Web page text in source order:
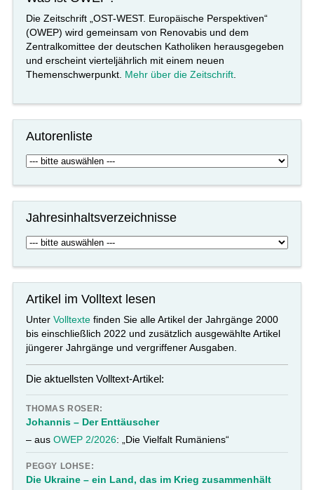
Die Zeitschrift „OST-WEST. Europäische Perspektiven“
(OWEP) wird gemeinsam von Renovabis und dem
Zentralkomittee der deutschen Katholiken herausgegeben
und erscheint vierteljährlich mit einem neuen
Themenschwerpunkt. Mehr über die Zeitschrift
Autorenliste
Jahresinhaltsverzeichnisse
Artikel im Volltext lesen
UnterVolltexte finden Sie alle Artikel der Jahrgänge 2000
bis einschließlich 2022 und zusätzlich ausgewählte Artikel
jüngerer Jahrgänge und vergriffener Ausgaben.
Die aktuellsten Volltext-Artikel:
THOMAS ROSER:
Johannis – Der Enttäuscher
– ausOWEP 2/2026: „Die Vielfalt Rumäniens“
PEGGY LOHSE:
Die Ukraine – ein Land, das im Krieg zusammenhält